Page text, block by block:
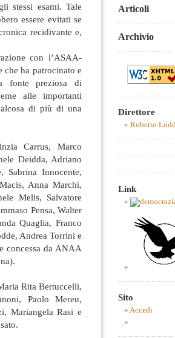
stessi esami. Tale
essere evitati se
recidivante e,
con l’ASAA-
che ha patrocinato e
fonte preziosa di
alle importanti
di più di una
Carrus, Marco
Deidda, Adriano
Sabrina Innocente,
Anna Marchi,
Melis, Salvatore
Pensa, Walter
Quaglia, Franco
Andrea Torrini e
concessa da ANAA
Rita Bertuccelli,
Paolo Mereu,
Mariangela Rasi e
Articoli
Archivio
Direttore
Roberto
Link
Sito
Accedi